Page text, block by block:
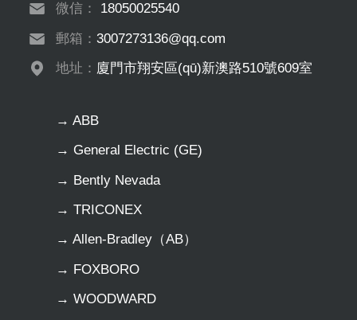
微信：
18050025540
郵箱：3007273136@qq.com
地址： 廈門市翔安區(qū)新澳路510號609室
→ ABB
→ General Electric (GE)
→ Bently Nevada
→ TRICONEX
→ Allen-Bradley（AB）
→ FOXBORO
→ WOODWARD